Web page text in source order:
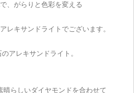
、がらりと色彩を変える
レキサンドライトでございます。
アレキサンドライト。
晴らしいダイヤモンドを合わせて